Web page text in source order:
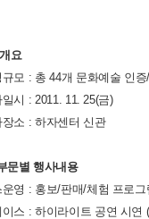
요
모 : 총 44개 문화예술 인
시 : 2011. 11. 25(금)
소 : 하자센터 신관
문별 행사내용
영 : 홍보/판매/체험 프로그
스 : 하이라이트 공연 시연